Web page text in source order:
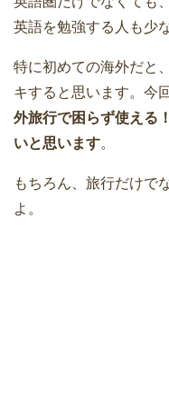
英語を勉強する人も少
特に初めての海外だと
キすると思います。今
外旅行で困らず使える
いと思います。
もちろん、旅行だけで
よ。